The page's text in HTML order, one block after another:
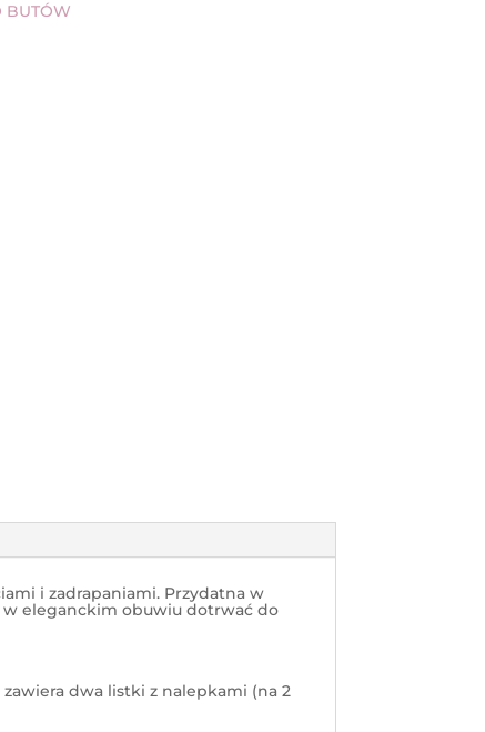
BUTÓW
i zadrapaniami. Przydatna w
w eleganckim obuwiu dotrwać do
dwa listki z nalepkami (na 2